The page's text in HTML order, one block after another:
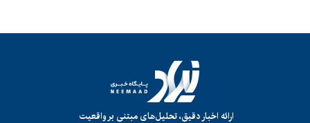
ارائه اخبار دقیق، تحلیل‌های مبتنی بر واقعیت